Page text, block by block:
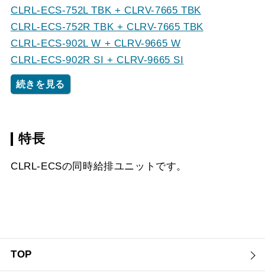
CLRL-ECS-752L TBK + CLRV-7665 TBK
CLRL-ECS-752R TBK + CLRV-7665 TBK
CLRL-ECS-902L W + CLRV-9665 W
CLRL-ECS-902R SI + CLRV-9665 SI
続きを見る
特長
CLRL-ECSの同時給排ユニットです。
TOP